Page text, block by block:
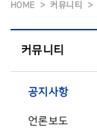
HOME 커뮤니티
커뮤니티
공지사항
언론보도